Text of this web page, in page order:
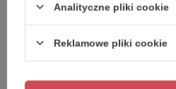
Dodaj własne zdjęcie produktu:
Analityczne pliki cookie
Reklamowe pliki cookie